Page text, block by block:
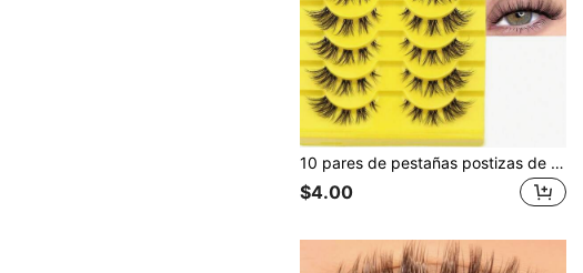
10 pares de pestañas postizas de ojo de gato con media tira, diseño transparente con cola extendida, efecto natural, piel sintética de visón suave, esponjosa y suave, adecuada para maquillaje diario, principiantes, viajes, vacaciones y citas
$4.00